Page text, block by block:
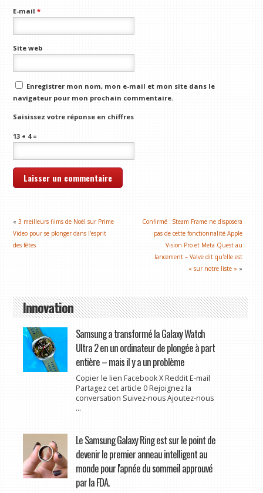
E-mail*
Site web
Enregistrer mon nom, mon e-mail et mon site dans le
navigateur pour mon prochain commentaire.
Saisissez votre réponse en chiffres
13 + 4 =
«3 meilleurs films de Noël sur Prime
Video pour se plonger dans l'esprit
des fêtes
Confirmé : Steam Frame ne disposera
pas de cette fonctionnalité Apple
Vision Pro et Meta Quest au
lancement – ​​Valve dit qu'elle est
« sur notre liste » »
Innovation
Samsung a transformé la Galaxy Watch
Ultra 2 en un ordinateur de plongée à part
entière – mais il y a un problème
Copier le lien Facebook X Reddit E-mail
Partagez cet article 0 Rejoignez la
conversation Suivez-nous Ajoutez-nous
...
Le Samsung Galaxy Ring est sur le point de
devenir le premier anneau intelligent au
monde pour l'apnée du sommeil approuvé
par la FDA.